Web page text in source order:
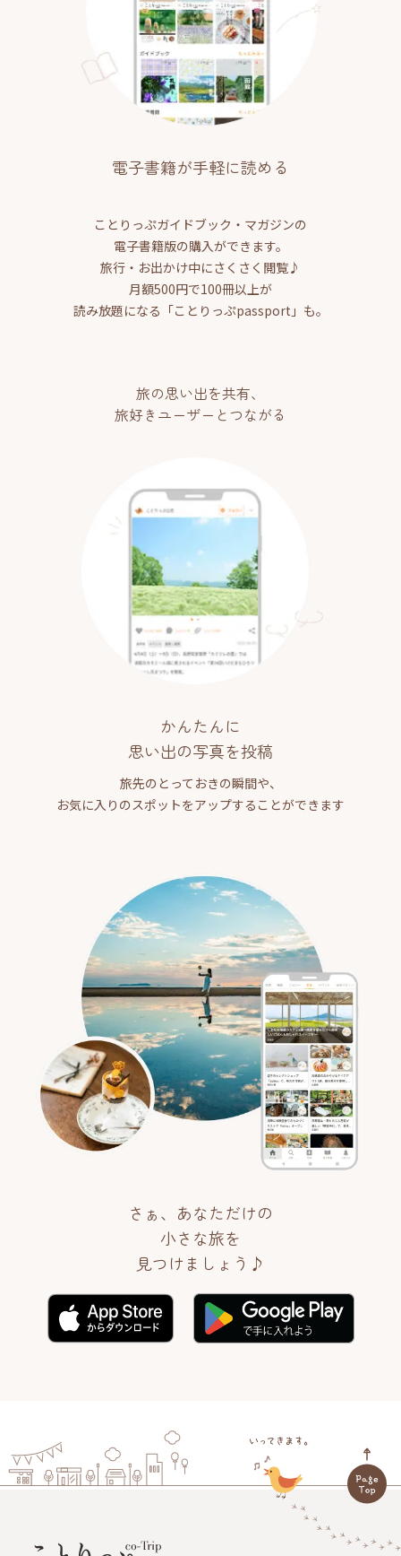
電子書籍が手軽に読める
ことりっぷガイドブック・マガジンの
電子書籍版の購入ができます。
旅行・お出かけ中にさくさく閲覧♪
月額500円で100冊以上が
読み放題になる「ことりっぷpassport」も。
旅の思い出を共有、
旅好きユーザーとつながる
かんたんに
思い出の写真を投稿
旅先のとっておきの瞬間や、
お気に入りのスポットをアップすることができます
さぁ、あなただけの
小さな旅を
見つけましょう♪